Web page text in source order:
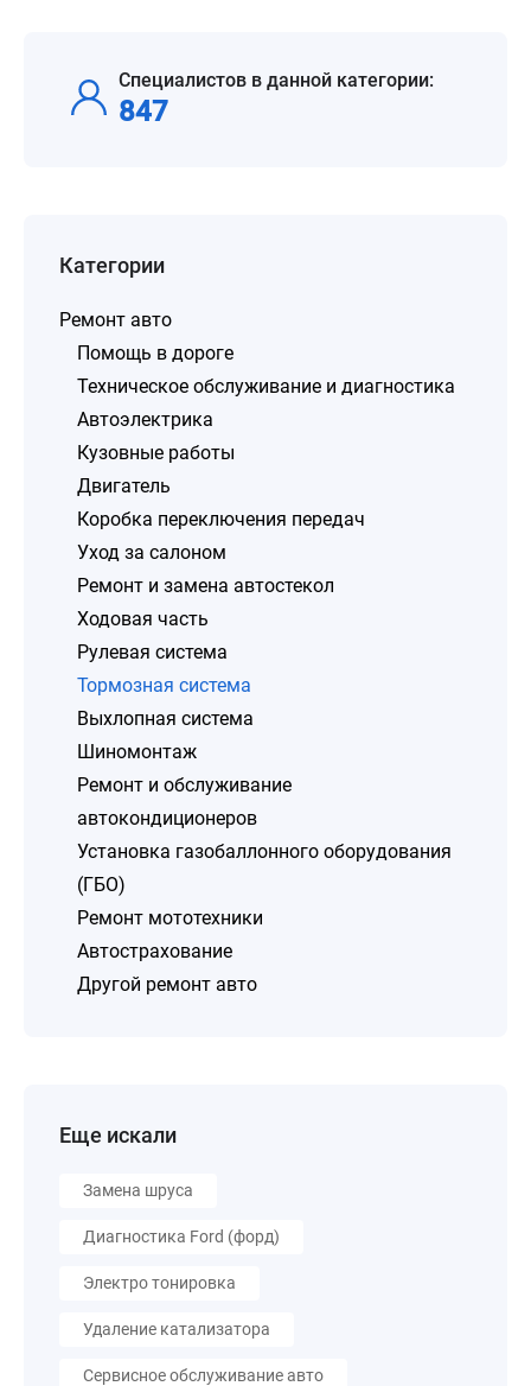
Специалистов в данной категории:
847
Категории
Ремонт авто
Помощь в дороге
Техническое обслуживание и диагностика
Автоэлектрика
Кузовные работы
Двигатель
Коробка переключения передач
Уход за салоном
Ремонт и замена автостекол
Ходовая часть
Рулевая система
Тормозная система
Выхлопная система
Шиномонтаж
Ремонт и обслуживание
автокондиционеров
Установка газобаллонного оборудования
(ГБО)
Ремонт мототехники
Автострахование
Другой ремонт авто
Еще искали
Замена шруса
Диагностика Ford (форд)
Электро тонировка
Удаление катализатора
Сервисное обслуживание авто